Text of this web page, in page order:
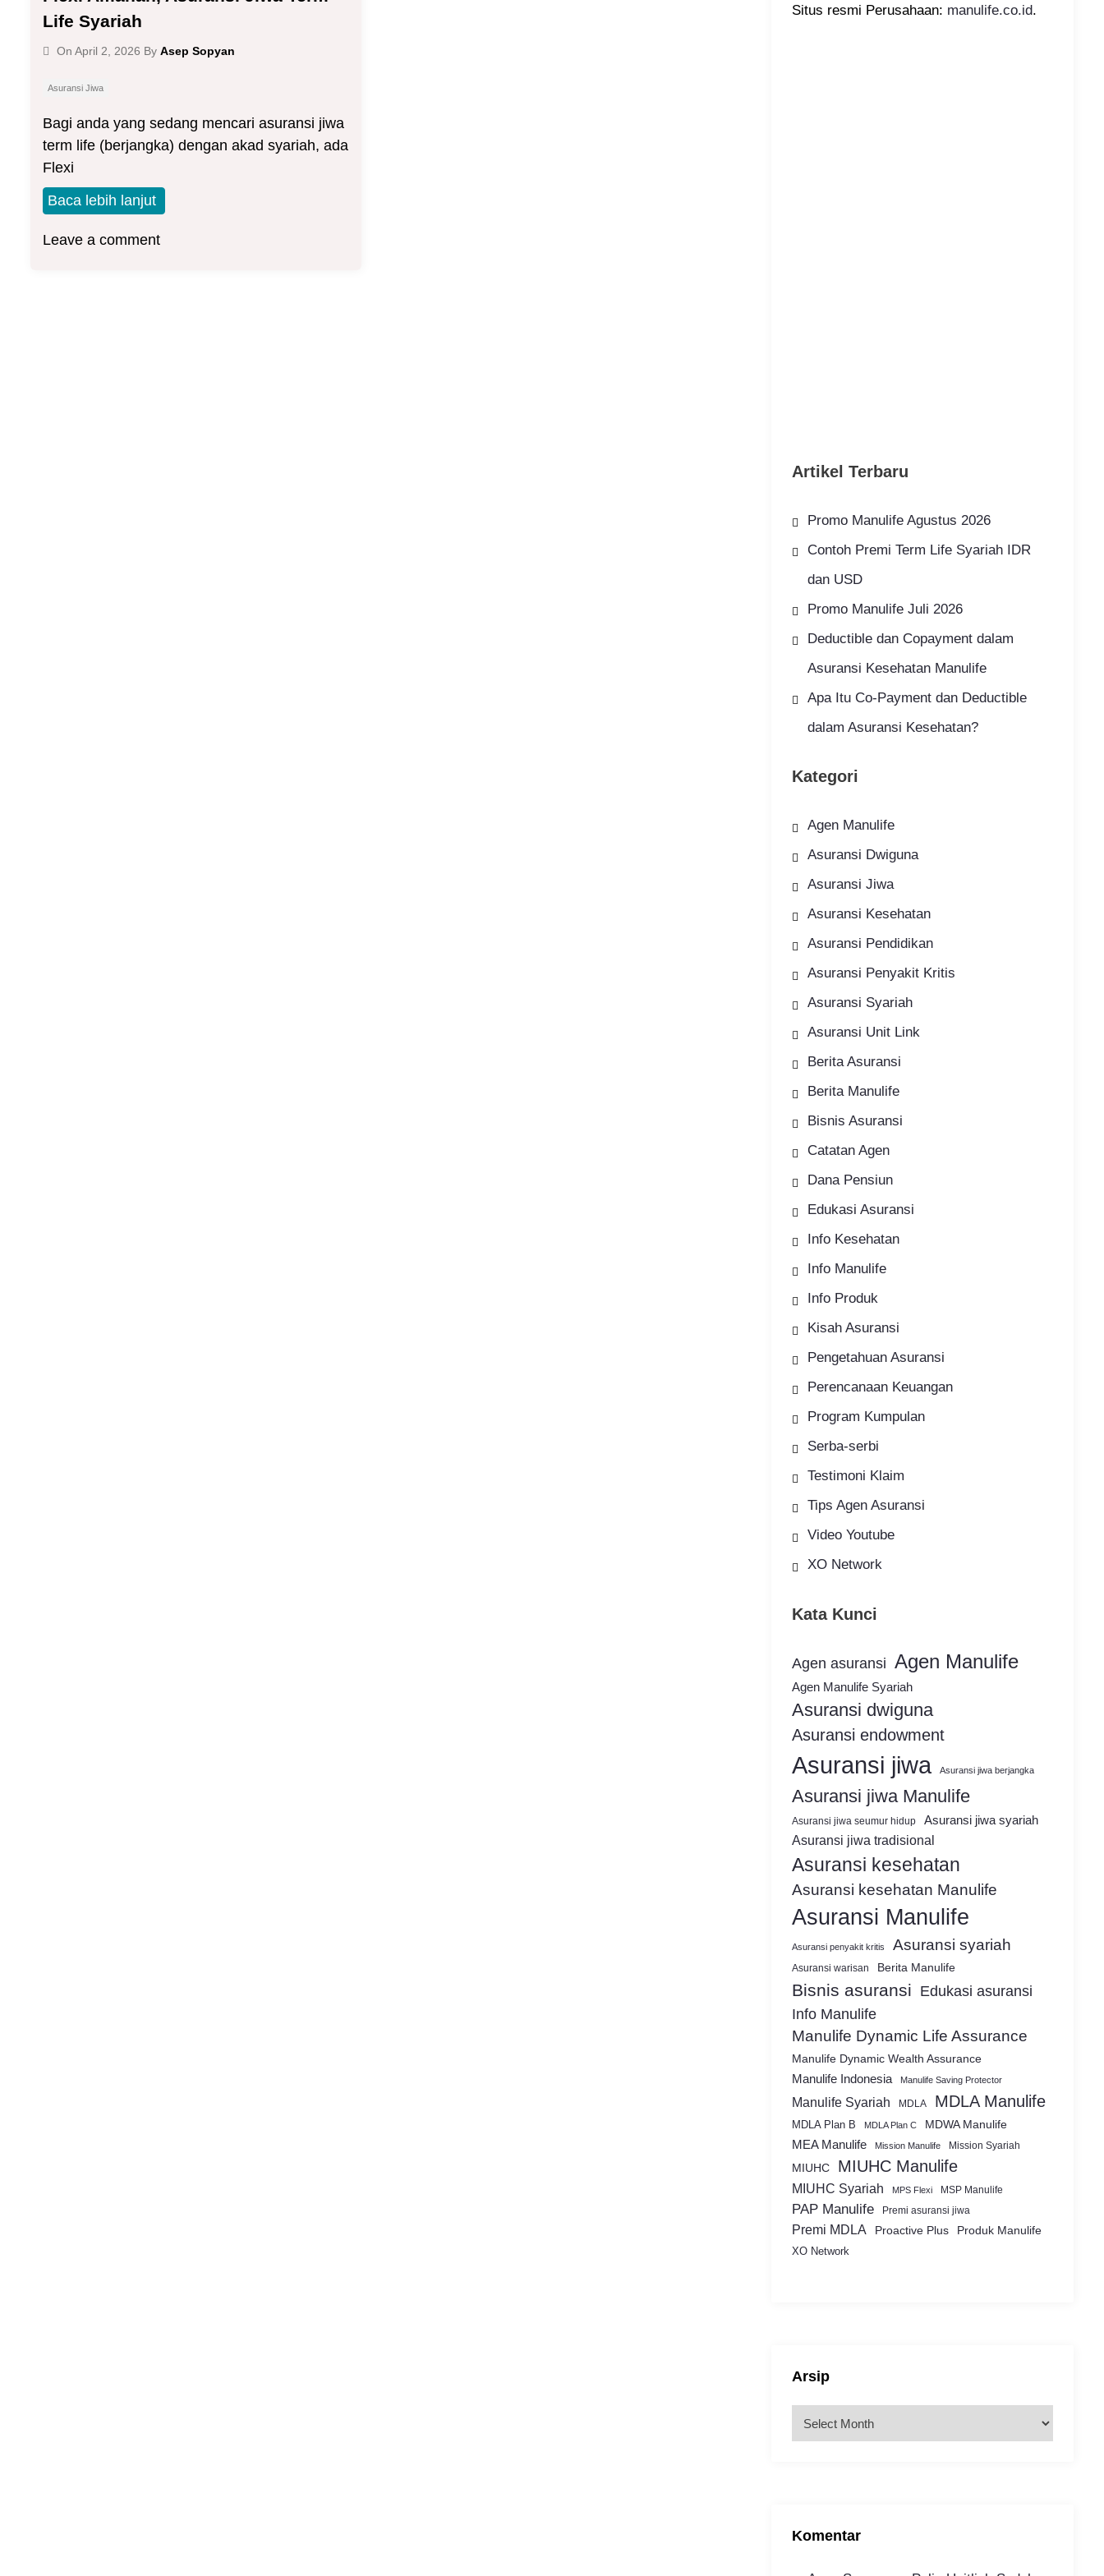
Life Syariah
On April 2, 2026 By Asep Sopyan
Asuransi Jiwa
Bagi anda yang sedang mencari asuransi jiwa
term life (berjangka) dengan akad syariah, ada
Flexi
Baca lebih lanjut
Leave a comment
Situs resmi Perusahaan: manulife.co.id.
Artikel Terbaru
Promo Manulife Agustus 2026
Contoh Premi Term Life Syariah IDR
dan USD
Promo Manulife Juli 2026
Deductible dan Copayment dalam
Asuransi Kesehatan Manulife
Apa Itu Co-Payment dan Deductible
dalam Asuransi Kesehatan?
Kategori
Agen Manulife
Asuransi Dwiguna
Asuransi Jiwa
Asuransi Kesehatan
Asuransi Pendidikan
Asuransi Penyakit Kritis
Asuransi Syariah
Asuransi Unit Link
Berita Asuransi
Berita Manulife
Bisnis Asuransi
Catatan Agen
Dana Pensiun
Edukasi Asuransi
Info Kesehatan
Info Manulife
Info Produk
Kisah Asuransi
Pengetahuan Asuransi
Perencanaan Keuangan
Program Kumpulan
Serba-serbi
Testimoni Klaim
Tips Agen Asuransi
Video Youtube
XO Network
Kata Kunci
Agen asuransi Agen Manulife
Agen Manulife Syariah
Asuransi dwiguna
Asuransi endowment
Asuransi jiwa Asuransi jiwa berjangka
Asuransi jiwa Manulife
Asuransi jiwa seumur hidup Asuransi jiwa syariah
Asuransi jiwa tradisional
Asuransi kesehatan
Asuransi kesehatan Manulife
Asuransi Manulife
Asuransi penyakit kritis Asuransi syariah
Asuransi warisan Berita Manulife
Bisnis asuransi Edukasi asuransi
Info Manulife
Manulife Dynamic Life Assurance
Manulife Dynamic Wealth Assurance
Manulife Indonesia
Manulife Saving Protector
Manulife Syariah MDLA MDLA Manulife
MDLA Plan B MDLA Plan C MDWA Manulife
MEA Manulife Mission Manulife Mission Syariah
MIUHC MIUHC Manulife
MIUHC Syariah MPS Flexi MSP Manulife
PAP Manulife Premi asuransi jiwa
Premi MDLA Proactive Plus Produk Manulife
XO Network
Arsip
Komentar